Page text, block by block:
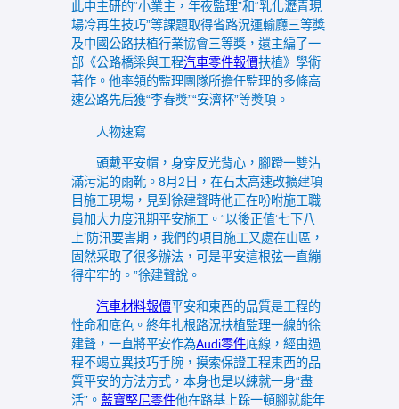
此中主研的“小業主，年夜監理”和“乳化瀝青現
場冷再生技巧”等課題取得省路況運輸廳三等獎
及中國公路扶植行業協會三等獎，還主編了一
部《公路橋梁與工程汽車零件報價扶植》學術
著作。他率領的監理團隊所擔任監理的多條高
速公路先后獲“李春獎”“安濟杯”等獎項。
人物速寫
頭戴平安帽，身穿反光背心，腳蹬一雙沾
滿污泥的雨靴。8月2日，在石太高速改擴建項
目施工現場，見到徐建聲時他正在吩咐施工職
員加大力度汛期平安施工。“以後正值‘七下八
上’防汛要害期，我們的項目施工又處在山區，
固然采取了很多辦法，可是平安這根弦一直繃
得牢牢的。”徐建聲說。
汽車材料報價平安和東西的品質是工程的
性命和底色。終年扎根路況扶植監理一線的徐
建聲，一直將平安作為Audi零件底線，經由過
程不竭立異技巧手腕，摸索保證工程東西的品
質平安的方法方式，本身也是以練就一身“盡
活”。 藍寶堅尼零件他在路基上跺一頓腳就能年